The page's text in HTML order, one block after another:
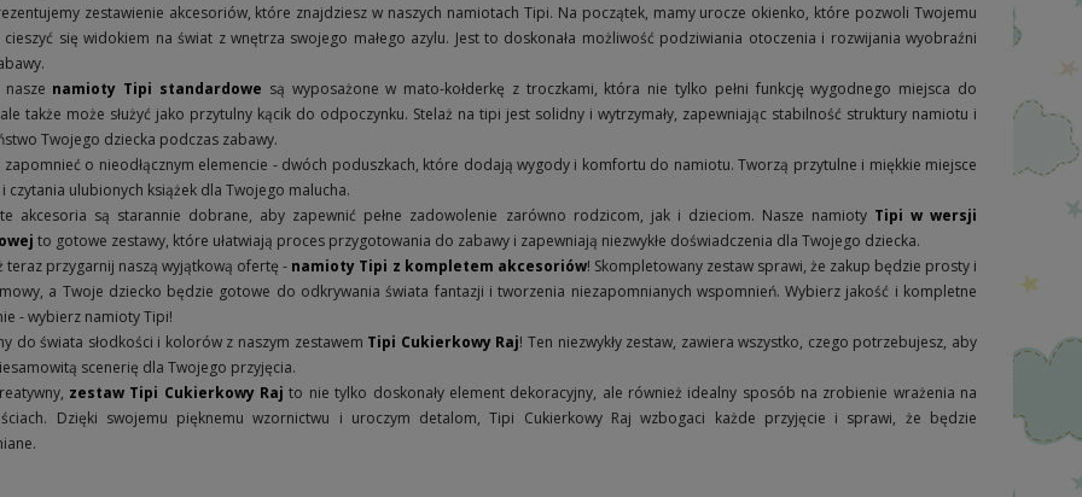
zestawienie akcesoriów, które znajdziesz w naszych namiotach Tipi. Na początek, mamy urocze okienko, które pozwoli Twojemu
się widokiem na świat z wnętrza swojego małego azylu. Jest to doskonała możliwość podziwiania otoczenia i rozwijania wyobraźni
namioty Tipi standardowe są wyposażone w mato-kołderkę z troczkami, która nie tylko pełni funkcję wygodnego miejsca do
także może służyć jako przytulny kącik do odpoczynku. Stelaż na tipi jest solidny i wytrzymały, zapewniając stabilność struktury namiotu i
Twojego dziecka podczas zabawy.
zapomnieć o nieodłącznym elemencie - dwóch poduszkach, które dodają wygody i komfortu do namiotu. Tworzą przytulne i miękkie miejsce
czytania ulubionych książek dla Twojego malucha.
akcesoria są starannie dobrane, aby zapewnić pełne zadowolenie zarówno rodzicom, jak i dzieciom. Nasze namioty Tipi w wersji
to gotowe zestawy, które ułatwiają proces przygotowania do zabawy i zapewniają niezwykłe doświadczenia dla Twojego dziecka.
teraz przygarnij naszą wyjątkową ofertę - namioty Tipi z kompletem akcesoriów! Skompletowany zestaw sprawi, że zakup będzie prosty i
a Twoje dziecko będzie gotowe do odkrywania świata fantazji i tworzenia niezapomnianych wspomnień. Wybierz jakość i kompletne
- wybierz namioty Tipi!
do świata słodkości i kolorów z naszym zestawem Tipi Cukierkowy Raj! Ten niezwykły zestaw, zawiera wszystko, czego potrzebujesz, aby
scenerię dla Twojego przyjęcia.
zestaw Tipi Cukierkowy Raj to nie tylko doskonały element dekoracyjny, ale również idealny sposób na zrobienie wrażenia na
Dzięki swojemu pięknemu wzornictwu i uroczym detalom, Tipi Cukierkowy Raj wzbogaci każde przyjęcie i sprawi, że będzie